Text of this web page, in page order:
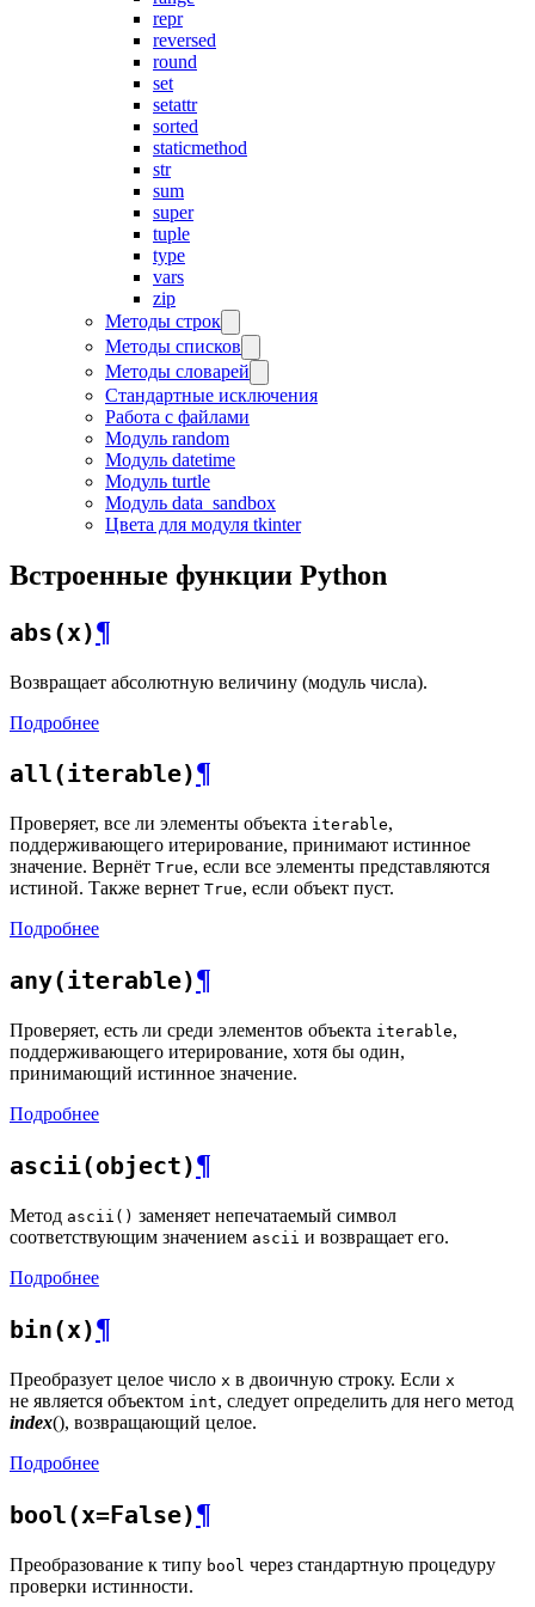
repr
reversed
round
set
setattr
sorted
staticmethod
str
sum
super
tuple
type
vars
zip
Методы строк
Методы списков
Методы словарей
Стандартные исключения
Работа с файлами
Модуль random
Модуль datetime
Модуль turtle
Модуль data_sandbox
Цвета для модуля tkinter
Встроенные функции Python
abs(x)¶
Возвращает абсолютную величину (модуль числа).
Подробнее
all(iterable)¶
Проверяет, все ли элементы объекта iterable,
поддерживающего итерирование, принимают истинное
значение. Вернёт True, если все элементы представляются
истиной. Также вернет True, если объект пуст.
Подробнее
any(iterable)¶
Проверяет, есть ли среди элементов объекта iterable,
поддерживающего итерирование, хотя бы один,
принимающий истинное значение.
Подробнее
ascii(object)¶
Метод ascii() заменяет непечатаемый символ
соответствующим значением ascii и возвращает его.
Подробнее
bin(x)¶
Преобразует целое число x в двоичную строку. Если x
не является объектом int, следует определить для него метод
index(), возвращающий целое.
Подробнее
bool(x=False)¶
Преобразование к типу bool через стандартную процедуру
проверки истинности.